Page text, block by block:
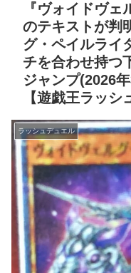
『ヴォイドヴェ
のテキストが判
グ・ペイルライ
チを合わせ持つ
ジャンプ(2026
【遊戯王ラッシ
ラッシュデュエル